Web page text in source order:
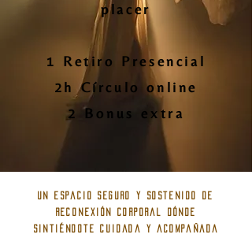
placer
1 Retiro Presencial
2h Círculo online
2 Bonus extra
Un espacio seguro y sostenido de
reconexión corporal dónde
sintiéndote cuidada y acompañada